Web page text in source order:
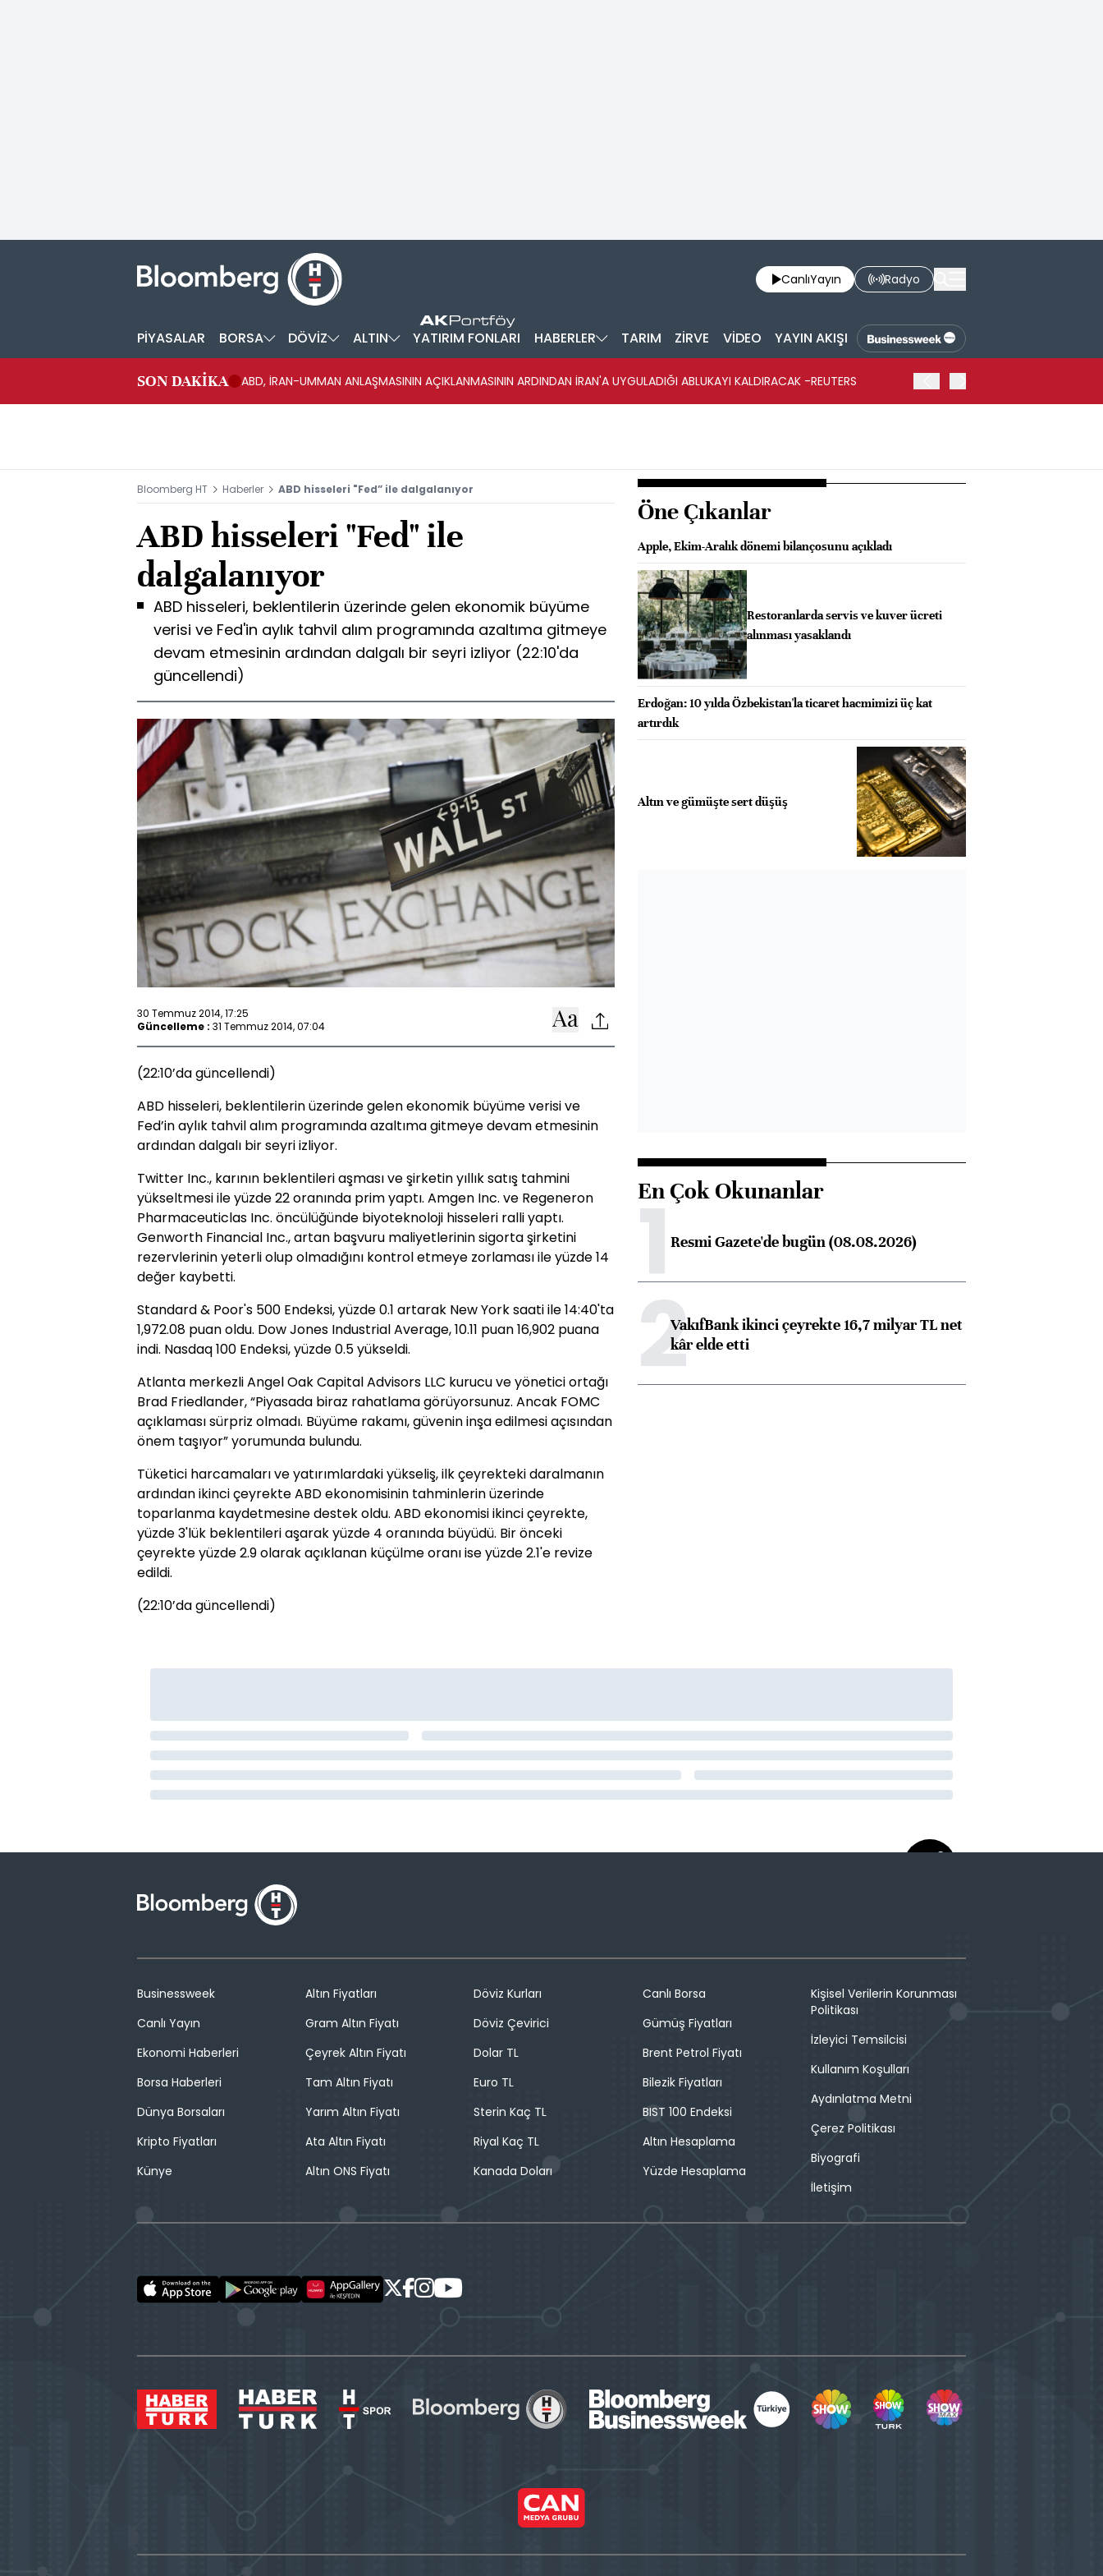
CanlıYayın Radyo
PİYASALAR BORSA DÖVİZ ALTIN YATIRIM FONLARI HABERLER TARIM ZİRVE VİDEO YAYIN AKIŞI
SON DAKİKA ABD, İRAN-UMMAN ANLAŞMASININ AÇIKLANMASININ ARDINDAN İRAN'A UYGULADIĞI ABLUKAYI KALDIRACAK -REUTERS
Bloomberg HT Haberler ABD hisseleri "Fed” ile dalgalanıyor
ABD hisseleri "Fed" ile
dalgalanıyor
ABD hisseleri, beklentilerin üzerinde gelen ekonomik büyüme
verisi ve Fed'in aylık tahvil alım programında azaltıma gitmeye
devam etmesinin ardından dalgalı bir seyri izliyor (22:10'da
güncellendi)
30 Temmuz 2014, 17:25
Güncelleme : 31 Temmuz 2014, 07:04
(22:10’da güncellendi)
ABD hisseleri, beklentilerin üzerinde gelen ekonomik büyüme verisi ve
Fed’in aylık tahvil alım programında azaltıma gitmeye devam etmesinin
ardından dalgalı bir seyri izliyor.
Twitter Inc., karının beklentileri aşması ve şirketin yıllık satış tahmini
yükseltmesi ile yüzde 22 oranında prim yaptı. Amgen Inc. ve Regeneron
Pharmaceuticlas Inc. öncülüğünde biyoteknoloji hisseleri ralli yaptı.
Genworth Financial Inc., artan başvuru maliyetlerinin sigorta şirketini
rezervlerinin yeterli olup olmadığını kontrol etmeye zorlaması ile yüzde 14
değer kaybetti.
Standard & Poor's 500 Endeksi, yüzde 0.1 artarak New York saati ile 14:40'ta
1,972.08 puan oldu. Dow Jones Industrial Average, 10.11 puan 16,902 puana
indi. Nasdaq 100 Endeksi, yüzde 0.5 yükseldi.
Atlanta merkezli Angel Oak Capital Advisors LLC kurucu ve yönetici ortağı
Brad Friedlander, “Piyasada biraz rahatlama görüyorsunuz. Ancak FOMC
açıklaması sürpriz olmadı. Büyüme rakamı, güvenin inşa edilmesi açısından
önem taşıyor” yorumunda bulundu.
Tüketici harcamaları ve yatırımlardaki yükseliş, ilk çeyrekteki daralmanın
ardından ikinci çeyrekte ABD ekonomisinin tahminlerin üzerinde
toparlanma kaydetmesine destek oldu. ABD ekonomisi ikinci çeyrekte,
yüzde 3'lük beklentileri aşarak yüzde 4 oranında büyüdü. Bir önceki
çeyrekte yüzde 2.9 olarak açıklanan küçülme oranı ise yüzde 2.1'e revize
edildi.
(22:10’da güncellendi)
Öne Çıkanlar
Apple, Ekim-Aralık dönemi bilançosunu açıkladı
Restoranlarda servis ve kuver ücreti
alınması yasaklandı
Erdoğan: 10 yılda Özbekistan'la ticaret hacmimizi üç kat
artırdık
Altın ve gümüşte sert düşüş
En Çok Okunanlar
1Resmi Gazete'de bugün (08.08.2026)
2VakıfBank ikinci çeyrekte 16,7 milyar TL net
kâr elde etti
Businessweek
Canlı Yayın
Ekonomi Haberleri
Borsa Haberleri
Dünya Borsaları
Kripto Fiyatları
Künye
Altın Fiyatları
Gram Altın Fiyatı
Çeyrek Altın Fiyatı
Tam Altın Fiyatı
Yarım Altın Fiyatı
Ata Altın Fiyatı
Altın ONS Fiyatı
Döviz Kurları
Döviz Çevirici
Dolar TL
Euro TL
Sterin Kaç TL
Riyal Kaç TL
Kanada Doları
Canlı Borsa
Gümüş Fiyatları
Brent Petrol Fiyatı
Bilezik Fiyatları
BIST 100 Endeksi
Altın Hesaplama
Yüzde Hesaplama
Kişisel Verilerin Korunması
Politikası
İzleyici Temsilcisi
Kullanım Koşulları
Aydınlatma Metni
Çerez Politikası
Biyografi
İletişim